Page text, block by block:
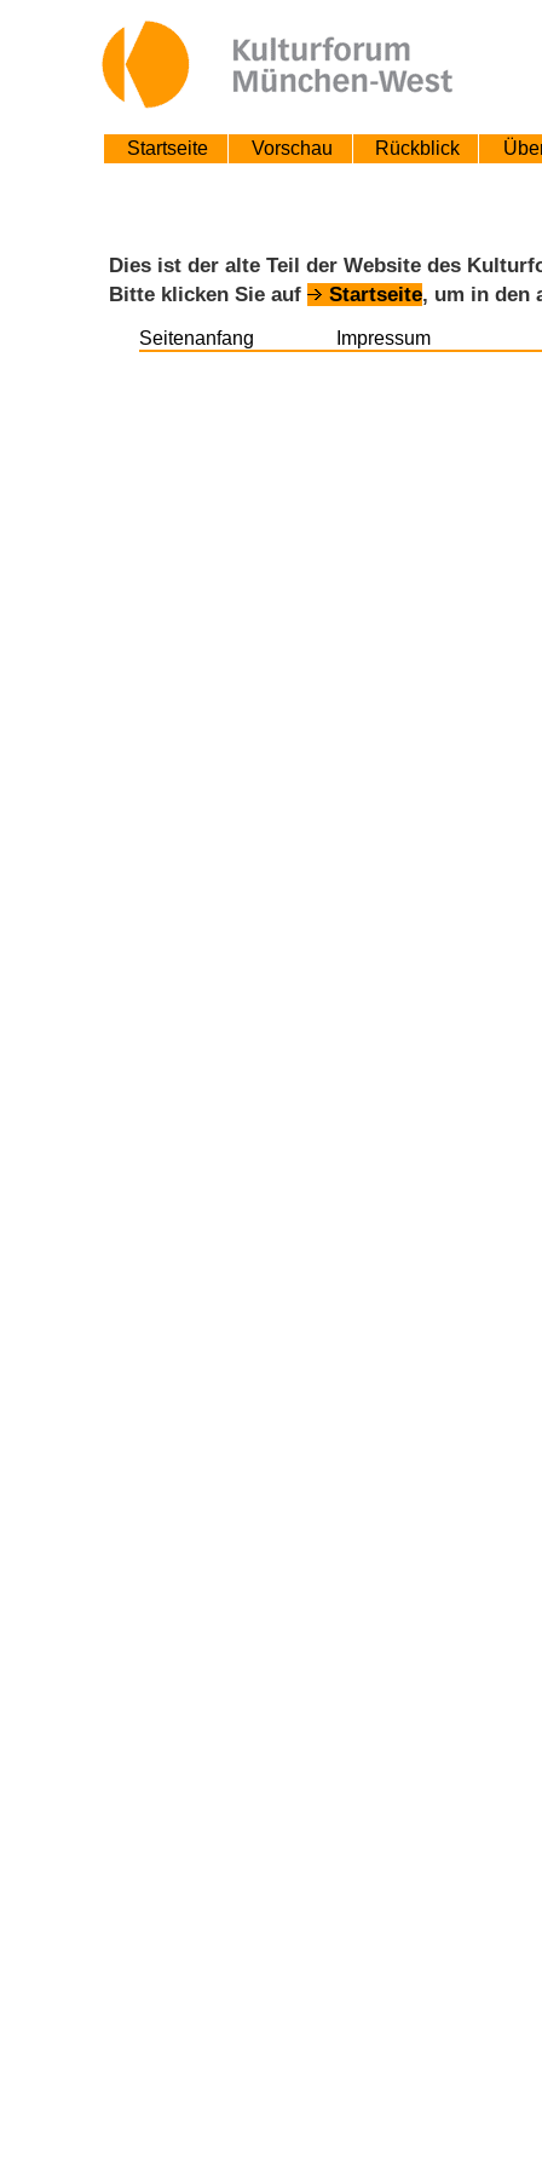
Dies ist der alte Teil der Website des
Bitte klicken Sie auf
Startseite, um in den
Startseite Vorschau Rückblick
Seitenanfang Impressum